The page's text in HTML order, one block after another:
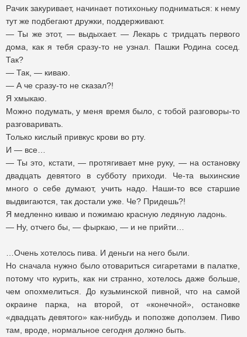
Рачик закуривает, начинает потихоньку подниматься: к нему
тут же подбегают дружки, поддерживают.
— Ты же этот, — выдыхает. — Лекарь с тридцать первого
дома, как я тебя сразу-то не узнал. Пашки Родина сосед.
Так?
— Так, — киваю.
— А че сразу-то не сказал?!
Я хмыкаю.
Можно подумать, у меня время было, с тобой разговоры-то
разговаривать.
Только кислый привкус крови во рту.
И — все…
— Ты это, кстати, — протягивает мне руку, — на остановку
двадцать девятого в субботу приходи. Че-та выхинские
много о себе думают, учить надо. Наши-то все старшие
выдвигаются, так достали уже. Че? Придешь?!
Я медленно киваю и пожимаю красную ледяную ладонь.
— Ну, отчего бы, — фыркаю, — и не прийти…
…Очень хотелось пива. И деньги на него были.
Но сначала нужно было отовариться сигаретами в палатке,
потому что курить, как ни странно, хотелось даже больше,
чем опохмелиться. До кузьминской пивной, что на самой
окраине парка, на второй, от «конечной», остановке
«двадцать девятого» как-нибудь и попозже доползем. Пиво
там, вроде, нормальное сегодня должно быть.